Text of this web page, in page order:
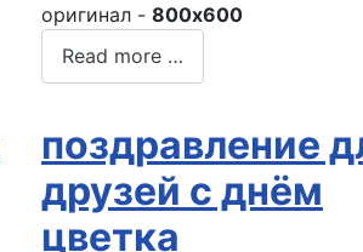
оригинал - 800x600
Read more …
поздравление
друзей с днём
цветка